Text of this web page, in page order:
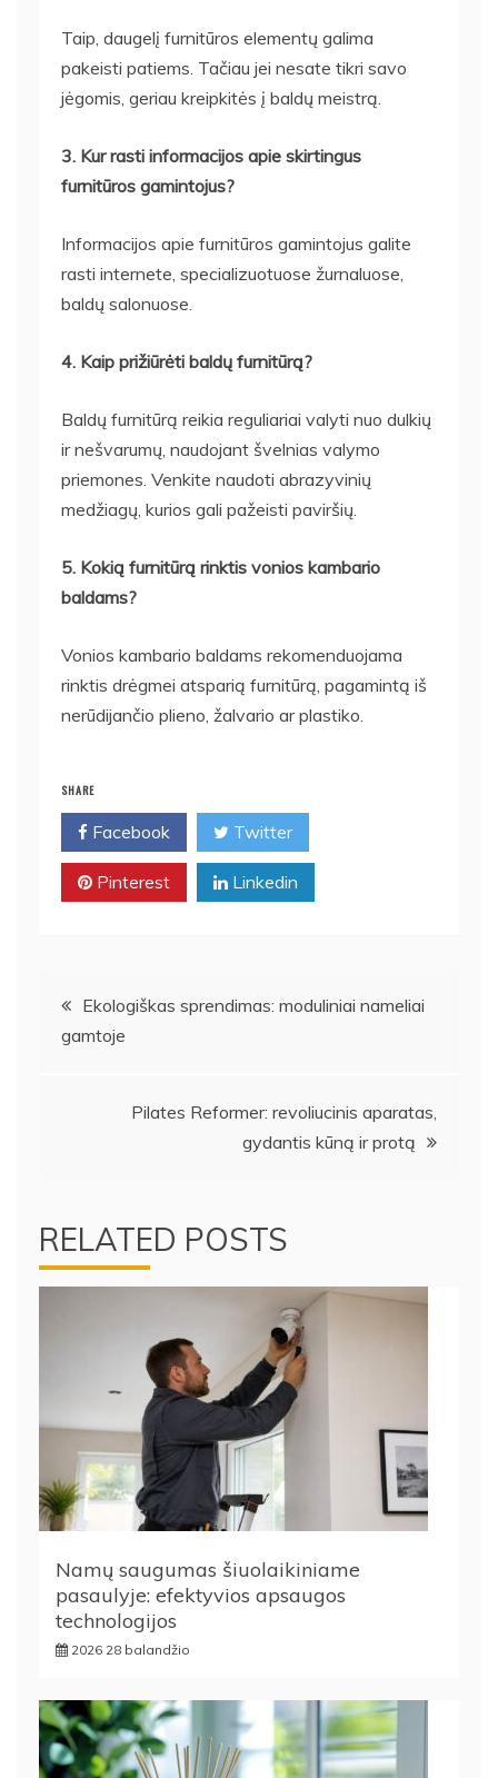
Taip, daugelį furnitūros elementų galima
pakeisti patiems. Tačiau jei nesate tikri savo
jėgomis, geriau kreipkitės į baldų meistrą.
3. Kur rasti informacijos apie skirtingus
furnitūros gamintojus?
Informacijos apie furnitūros gamintojus galite
rasti internete, specializuotuose žurnaluose,
baldų salonuose.
4. Kaip prižiūrėti baldų furnitūrą?
Baldų furnitūrą reikia reguliariai valyti nuo dulkių
ir nešvarumų, naudojant švelnias valymo
priemones. Venkite naudoti abrazyvinių
medžiagų, kurios gali pažeisti paviršių.
5. Kokią furnitūrą rinktis vonios kambario
baldams?
Vonios kambario baldams rekomenduojama
rinktis drėgmei atsparią furnitūrą, pagamintą iš
nerūdijančio plieno, žalvario ar plastiko.
SHARE
Facebook Twitter
Pinterest Linkedin
Navigacija
tarp
Ekologiškas sprendimas: moduliniai nameliai
gamtoje
Pilates Reformer: revoliucinis aparatas,
gydantis kūną ir protą
RELATED POSTS
Namų saugumas šiuolaikiniame
pasaulyje: efektyvios apsaugos
technologijos
2026 28 balandžio